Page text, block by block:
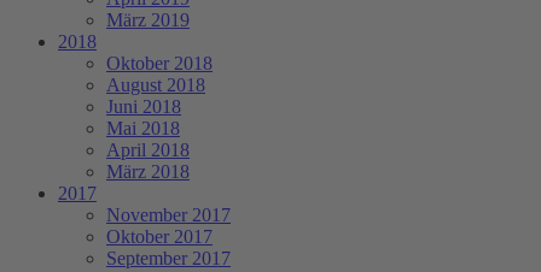
März 2019
2018
Oktober 2018
August 2018
Juni 2018
Mai 2018
April 2018
März 2018
2017
November 2017
Oktober 2017
September 2017